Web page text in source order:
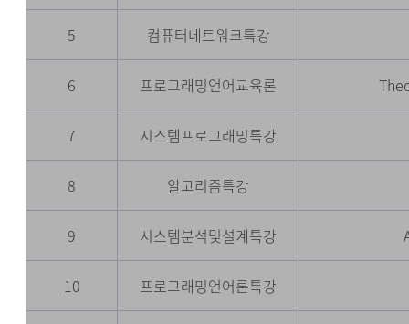
5 컴퓨터네트워크특강
6 프로그래밍언어교육론
7 시스템프로그래밍특강
8 알고리즘특강
9 시스템분석및설계특강
10 프로그래밍언어론특강